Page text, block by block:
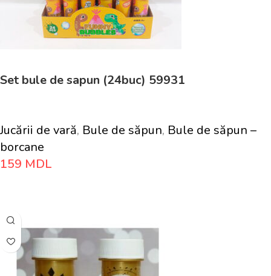
Set bule de sapun (24buc) 59931
Jucării de vară, Bule de săpun, Bule de săpun –
borcane
159 MDL